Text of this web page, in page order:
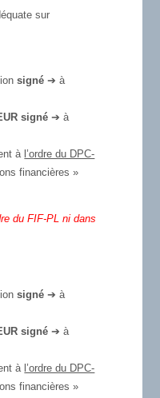
sur
signé ➔ à
signé ➔ à
à l’ordre du DPC-
financières »
du FIF-PL ni dans
signé ➔ à
signé ➔ à
à l’ordre du DPC-
financières »